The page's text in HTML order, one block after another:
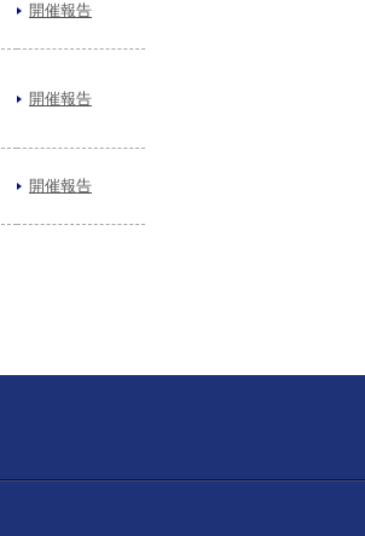
開催報告
開催報告
開催報告